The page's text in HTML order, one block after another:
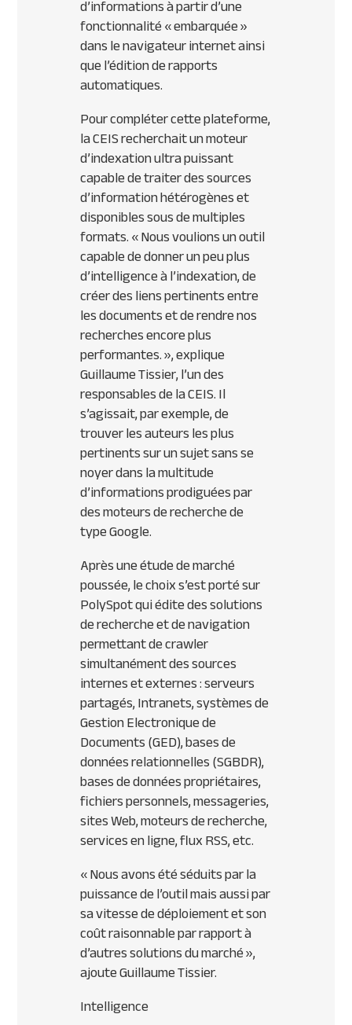
d’informations à partir d’une
fonctionnalité « embarquée »
dans le navigateur internet ainsi
que l’édition de rapports
automatiques.
Pour compléter cette plateforme,
la CEIS recherchait un moteur
d’indexation ultra puissant
capable de traiter des sources
d’information hétérogènes et
disponibles sous de multiples
formats.« Nous voulions un outil
capable de donner un peu plus
d’intelligence à l’indexation, de
créer des liens pertinents entre
les documents et de rendre nos
recherches encore plus
performantes. »,explique
Guillaume Tissier, l’un des
responsables de la CEIS. Il
s’agissait, par exemple, de
trouver les auteurs les plus
pertinents sur un sujet sans se
noyer dans la multitude
d’informations prodiguées par
des moteurs de recherche de
type Google.
Après une étude de marché
poussée, le choix s’est porté sur
PolySpot qui édite des solutions
de recherche et de navigation
permettant de crawler
simultanément des sources
internes et externes : serveurs
partagés, Intranets, systèmes de
Gestion Electronique de
Documents (GED), bases de
données relationnelles (SGBDR),
bases de données propriétaires,
fichiers personnels, messageries,
sites Web, moteurs de recherche,
services en ligne, flux RSS, etc.
« Nous avons été séduits par la
puissance de l’outil mais aussi par
sa vitesse de déploiement et son
coût raisonnable par rapport à
d’autres solutions du marché »,
ajoute Guillaume Tissier.
Intelligence